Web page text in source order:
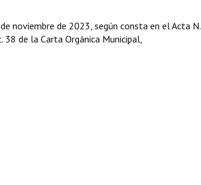
noviembre de 2023, según consta en el Acta
de la Carta Orgánica Municipal,